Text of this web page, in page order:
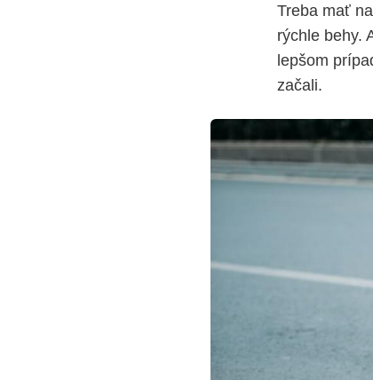
Treba mať
rýchle behy.
lepšom
začali.